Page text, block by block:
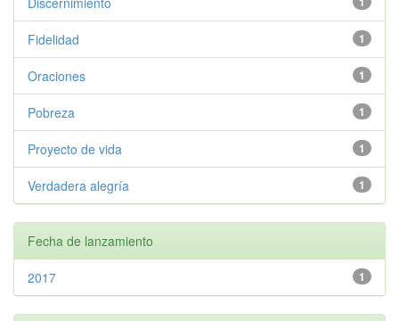
1
Fidelidad
1
Oraciones
1
Pobreza
1
Proyecto de vida
1
Verdadera alegría
Fecha de lanzamiento
1
2017